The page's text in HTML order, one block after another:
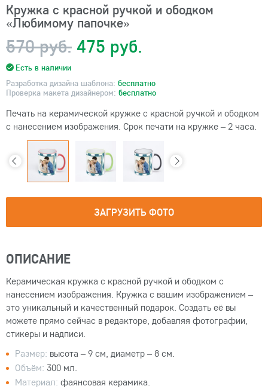
Кружка с красной ручкой и ободком
«Любимому папочке»
570 руб. 475 руб.
Есть в наличии
Разработка дизайна шаблона: бесплатно
Проверка макета дизайнером: бесплатно
Печать на керамической кружке с красной ручкой и ободком
с нанесением изображения. Срок печати на кружке – 2 часа.
ЗАГРУЗИТЬ ФОТО
ОПИСАНИЕ
Керамическая кружка с красной ручкой и ободком с
нанесением изображения. Кружка с вашим изображением –
это уникальный и качественный подарок. Создать её вы
можете прямо сейчас в редакторе, добавляя фотографии,
стикеры и надписи.
Размер: высота – 9 см, диаметр – 8 см.
Объём: 300 мл.
Материал: фаянсовая керамика.